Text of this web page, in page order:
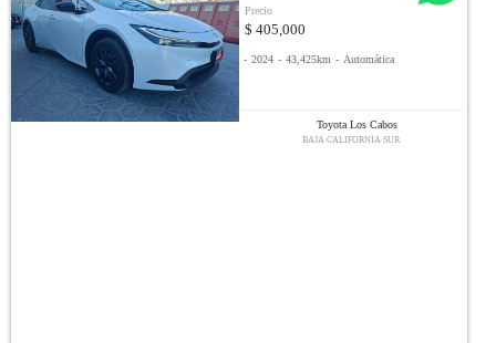
Precio
$ 405,000
- 2024 - 43,425km - Automática
Toyota Los Cabos
BAJA CALIFORNIA SUR